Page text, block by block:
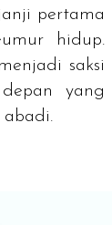
pertama
hidup.
saksi
yang